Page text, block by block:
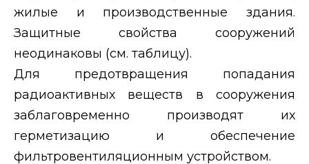
жилые и производственные здания.
Защитные свойства сооружений
неодинаковы (см. таблицу).
Для предотвращения попадания
радиоактивных веществ в сооружения
заблаговременно производят их
герметизацию и обеспечение
фильтровентиляционным устройством.